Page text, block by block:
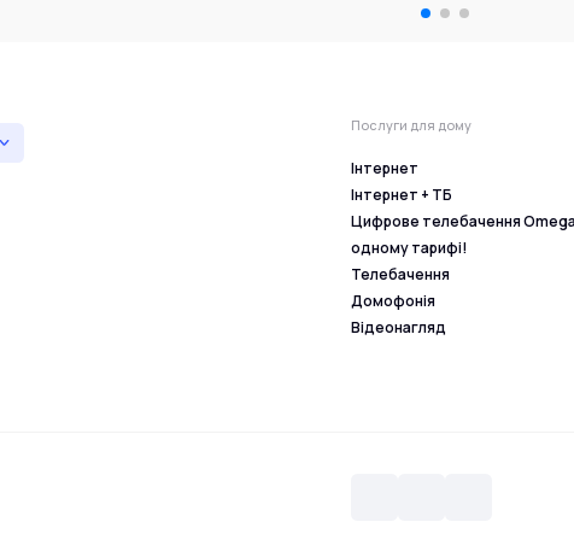
Послуги для дому
Інтернет
Інтернет + ТБ
Цифрове телебачення
одному тарифі!
Телебачення
Домофонія
Відеонагляд